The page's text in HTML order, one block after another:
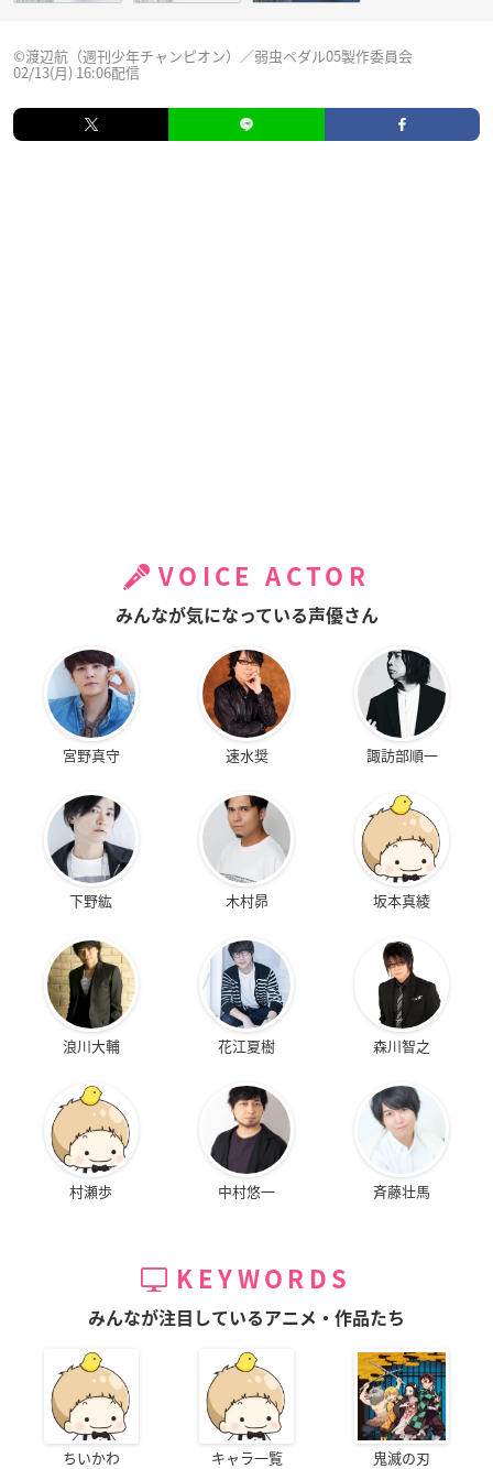
©渡辺航（週刊少年チャンピオン）／弱虫ペダル05製作委員会
02/13(月) 16:06配信
VOICE ACTOR
みんなが気になっている声優さん
宮野真守 速水奨 諏訪部順一
下野紘 木村昴 坂本真綾
浪川大輔 花江夏樹 森川智之
村瀬歩 中村悠一 斉藤壮馬
KEYWORDS
みんなが注目しているアニメ・作品たち
ちいかわ キャラ一覧 鬼滅の刃